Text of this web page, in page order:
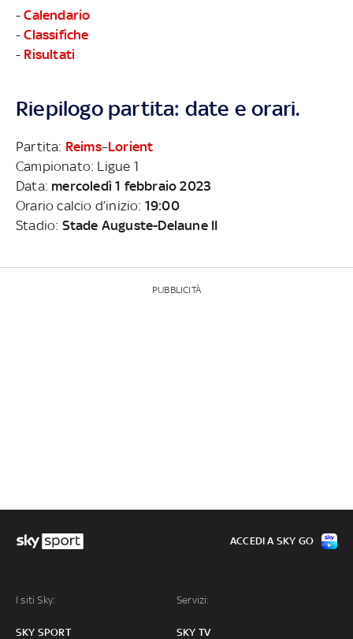
-Calendario
-Classifiche
- Risultati
Riepilogo partita: date e orari.
Partita: Reims–Lorient
Campionato: Ligue 1
Data: mercoledì 1 febbraio 2023
Orario calcio d’inizio: 19:00
Stadio: Stade Auguste-Delaune II
PUBBLICITÀ
I siti Sky:
SKY SPORT
Servizi:
SKY TV
ACCEDI A SKY GO